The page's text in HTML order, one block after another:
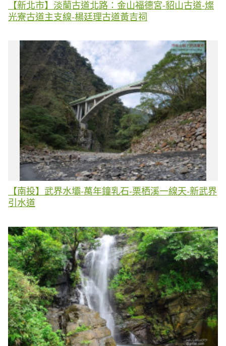
【新北市】淡蘭古道北路：金山福德宮-貂山古道-燦
光寮古道主支線-楊廷理古道黃吉祠
【南投】武界水壩-萬年鐘乳石-栗栖溪一線天-新武界
引水道